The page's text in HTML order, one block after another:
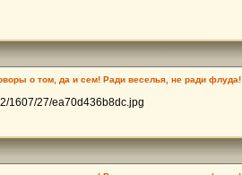
о том, да и сем! Ради веселья, не ради флуда!
1607/27/ea70d436b8dc.jpg